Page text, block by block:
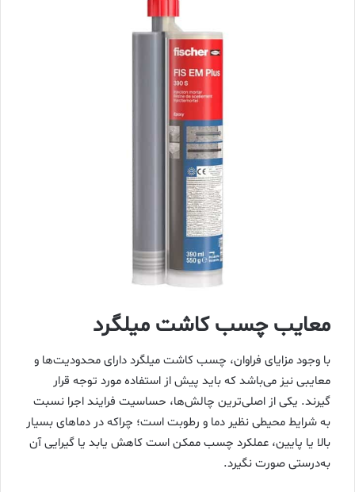
معایب چسب کاشت میلگرد
با وجود مزایای فراوان، چسب کاشت میلگرد دارای محدودیت‌ها و
معایبی نیز می‌باشد که باید پیش از استفاده مورد توجه قرار
گیرند. یکی از اصلی‌ترین چالش‌ها، حساسیت فرایند اجرا نسبت
به شرایط محیطی نظیر دما و رطوبت است؛ چراکه در دماهای بسیار
بالا یا پایین، عملکرد چسب ممکن است کاهش یابد یا گیرایی آن
به‌درستی صورت نگیرد.